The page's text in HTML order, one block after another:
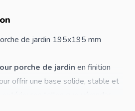
de jardin 195x195 mm
porche de jardin en finition
offrir une base solide, stable et